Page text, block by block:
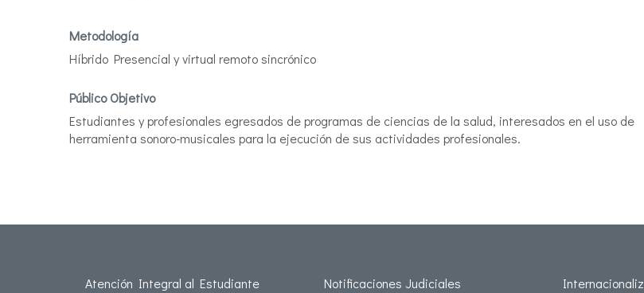
Metodología
Híbrido Presencial y virtual remoto sincrónico
Público Objetivo
Estudiantes y profesionales egresados de programas de ciencias de la salud, interesados en el uso de
herramienta sonoro-musicales para la ejecución de sus actividades profesionales.
Atención Integral al Estudiante
Notificaciones Judiciales